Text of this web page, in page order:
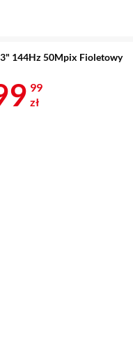
144Hz 50Mpix Fioletowy
3
99
zł